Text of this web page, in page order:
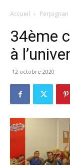
Accueil Perpignan
34ème
à
12 octobre 2020